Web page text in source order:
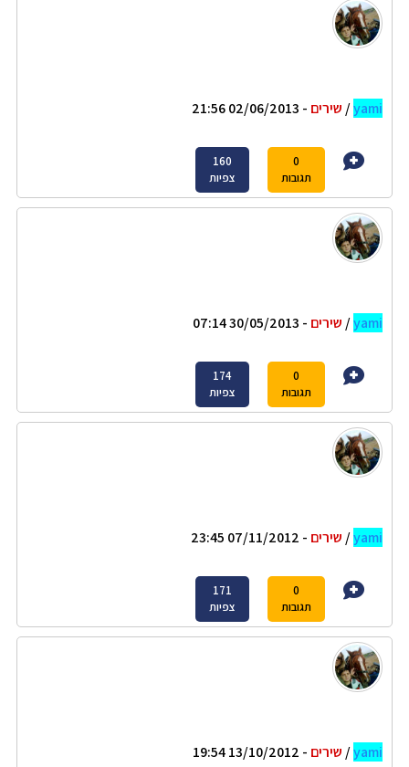
yami
/ שירים - 02/06/2013 21:56
0
תגובות
160
צפיות
yami
/ שירים - 30/05/2013 07:14
0
תגובות
174
צפיות
yami
/ שירים - 07/11/2012 23:45
0
תגובות
171
צפיות
yami
/ שירים - 13/10/2012 19:54